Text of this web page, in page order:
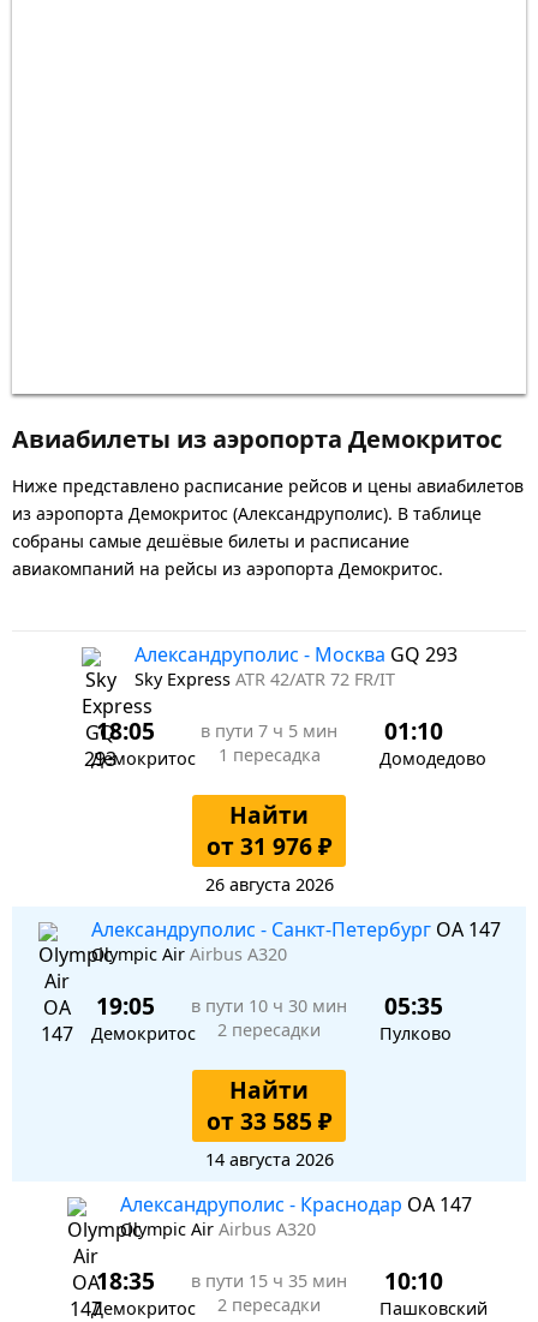
Авиабилеты из аэропорта Демокритос
Ниже представлено расписание рейсов и цены авиабилетов
из аэропорта Демокритос (Александруполис). В таблице
собраны самые дешёвые билеты и расписание
авиакомпаний на рейсы из аэропорта Демокритос.
Александруполис - Москва GQ 293
Sky Express ATR 42/ATR 72 FR/IT
18:05
Демокритос
в пути 7 ч 5 мин
1 пересадка
01:10
Домодедово
Найти
от 31 976 ₽
26 августа 2026
Александруполис - Санкт-Петербург OA 147
Olympic Air Airbus A320
19:05
Демокритос
в пути 10 ч 30 мин
2 пересадки
05:35
Пулково
Найти
от 33 585 ₽
14 августа 2026
Александруполис - Краснодар OA 147
Olympic Air Airbus A320
18:35
Демокритос
в пути 15 ч 35 мин
2 пересадки
10:10
Пашковский